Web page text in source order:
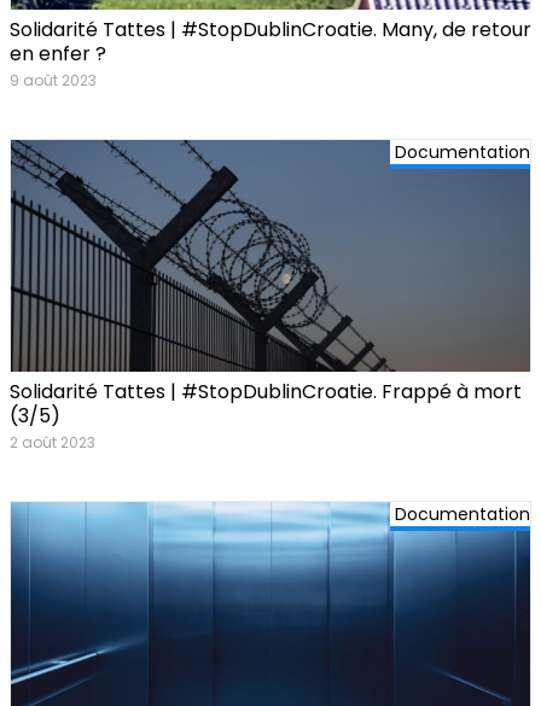
Solidarité Tattes | #StopDublinCroatie. Many, de retour
en enfer ?
9 août 2023
Documentation
Solidarité Tattes | #StopDublinCroatie. Frappé à mort
(3/5)
2 août 2023
Documentation